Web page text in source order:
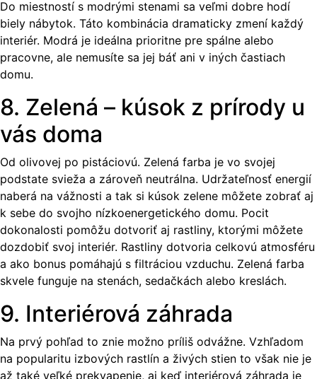
Do miestností s modrými stenami sa veľmi dobre hodí
biely nábytok. Táto kombinácia dramaticky zmení každý
interiér. Modrá je ideálna prioritne pre spálne alebo
pracovne, ale nemusíte sa jej báť ani v iných častiach
domu.
8. Zelená – kúsok z prírody u
vás doma
Od olivovej po pistáciovú. Zelená farba je vo svojej
podstate svieža a zároveň neutrálna. Udržateľnosť energií
naberá na vážnosti a tak si kúsok zelene môžete zobrať aj
k sebe do svojho nízkoenergetického domu. Pocit
dokonalosti pomôžu dotvoriť aj rastliny, ktorými môžete
dozdobiť svoj interiér. Rastliny dotvoria celkovú atmosféru
a ako bonus pomáhajú s filtráciou vzduchu. Zelená farba
skvele funguje na stenách, sedačkách alebo kreslách.
9. Interiérová záhrada
Na prvý pohľad to znie možno príliš odvážne. Vzhľadom
na popularitu izbových rastlín a živých stien to však nie je
až také veľké prekvapenie, aj keď interiérová záhrada je